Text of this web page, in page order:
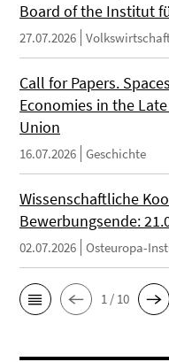
Board of the Institut
27.07.2026
Call for Papers.
Economies in the
Union
16.07.2026 Geschichte
Wissenschaftliche
Bewerbungsende:
02.07.2026 Osteuropa-
1 / 10